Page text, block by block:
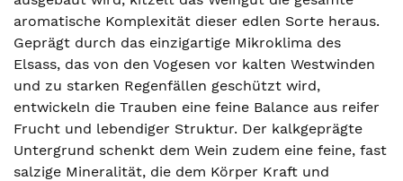
aromatische Komplexität dieser edlen Sorte heraus.
Geprägt durch das einzigartige Mikroklima des
Elsass, das von den Vogesen vor kalten Westwinden
und zu starken Regenfällen geschützt wird,
entwickeln die Trauben eine feine Balance aus reifer
Frucht und lebendiger Struktur. Der kalkgeprägte
Untergrund schenkt dem Wein zudem eine feine, fast
salzige Mineralität, die dem Körper Kraft und